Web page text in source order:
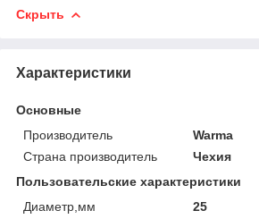
Скрыть
Характеристики
Основные
Производитель
Warma
Страна производитель
Чехия
Пользовательские характеристики
Диаметр,мм
25